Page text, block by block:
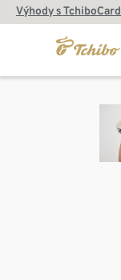
Výhody s TchiboCard